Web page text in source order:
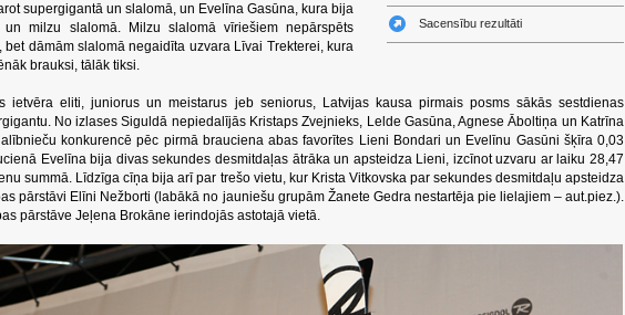
Sacensību rezultāti
supergigantā un slalomā, un Evelīna Gasūna, kura bija
un milzu slalomā. Milzu slalomā vīriešiem nepārspēts
bet dāmām slalomā negaidīta uzvara Līvai Trekterei, kura
brauksi, tālāk tiksi.
ietvēra eliti, juniorus un meistarus jeb seniorus, Latvijas kausa pirmais posms sākās sestdienas
No izlases Siguldā nepiedalījās Kristaps Zvejnieks, Lelde Gasūna, Agnese Āboltiņa un Katrīna
konkurencē pēc pirmā brauciena abas favorītes Lieni Bondari un Evelīnu Gasūni šķīra 0,03
Evelīna bija divas sekundes desmitdaļas ātrāka un apsteidza Lieni, izcīnot uzvaru ar laiku 28,47
summā. Līdzīga cīņa bija arī par trešo vietu, kur Krista Vitkovska par sekundes desmitdaļu apsteidza
pārstāvi Elīni Nežborti (labākā no jauniešu grupām Žanete Gedra nestartēja pie lielajiem – aut.piez.).
pārstāve Jeļena Brokāne ierindojās astotajā vietā.